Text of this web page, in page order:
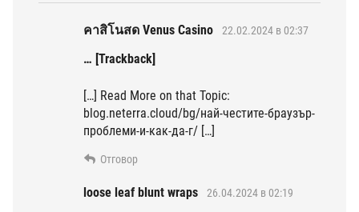
คาสิโนสด Venus Casino 22.02.2024 в 02:37
… [Trackback]
[…] Read More on that Topic:
blog.neterra.cloud/bg/най-честите-браузър-
проблеми-и-как-да-г/ […]
Отговор
loose leaf blunt wraps 26.04.2024 в 02:19